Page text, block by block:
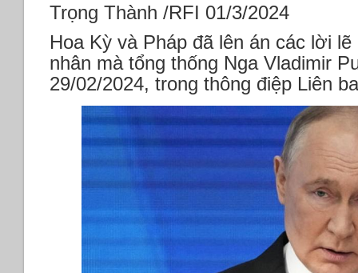
Mỹ
bỏ
phiếu
về
số
phận
của
TikTok *Châu
Á
Thái
Bình
nhập
Trọng Thành /RFI 01/3/2024
Hoa Kỳ và Pháp đã lên án các lời
nhân mà tổng thống Nga Vladimir
29/02/2024, trong thông điệp Liên